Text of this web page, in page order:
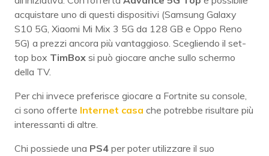
acquistare uno di questi dispositivi (Samsung Galaxy
S10 5G, Xiaomi Mi Mix 3 5G da 128 GB e Oppo Reno
5G) a prezzi ancora più vantaggioso. Scegliendo il set-
top box TimBox si può giocare anche sullo schermo
della TV.
Per chi invece preferisce giocare a Fortnite su console,
ci sono offerte Internet casa che potrebbe risultare più
interessanti di altre.
Chi possiede una PS4 per poter utilizzare il suo